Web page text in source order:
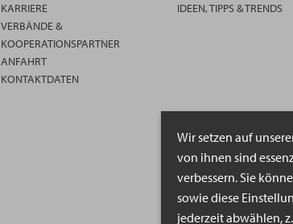
Wir setzen auf
von ihnen sind
verbessern. Sie
sowie diese
jederzeit abwählen,
KARRIERE
VERBÄNDE &
KOOPERATIONSPARTNER
ANFAHRT
KONTAKTDATEN
IDEEN, TIPPS & TRENDS